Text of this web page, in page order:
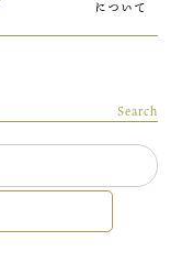
について
Search